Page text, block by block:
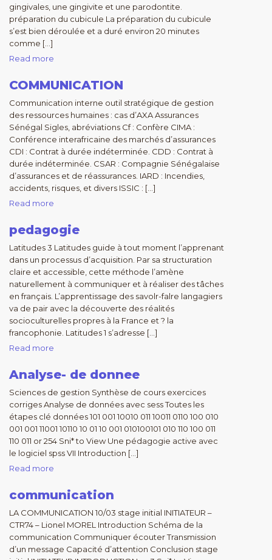
gingivales, une gingivite et une parodontite.
préparation du cubicule La préparation du cubicule
s’est bien déroulée et a duré environ 20 minutes
comme […]
Read more
COMMUNICATION
Communication interne outil stratégique de gestion
des ressources humaines : cas d’AXA Assurances
Sénégal Sigles, abréviations Cf : Confère CIMA :
Conférence interafricaine des marchés d’assurances
CDI : Contrat à durée indéterminée. CDD : Contrat à
durée indéterminée. CSAR : Compagnie Sénégalaise
d’assurances et de réassurances. IARD : Incendies,
accidents, risques, et divers ISSIC : […]
Read more
pedagogie
Latitudes 3 Latitudes guide à tout moment l’apprenant
dans un processus d’acquisition. Par sa structuration
claire et accessible, cette méthode l’amène
naturellement à communiquer et à réaliser des tâches
en français. L’apprentissage des savolr-falre langagiers
va de pair avec la découverte des réalités
socioculturelles propres à la France et ? la
francophonie. Latitudes 1 s’adresse […]
Read more
Analyse- de donnee
Sciences de gestion Synthèse de cours exercices
corriges Analyse de données avec sess Toutes les
étapes clé données 101 001 10010 011 10011 0110 100 010
001 001 11001 10110 10 01 10 001 010100101 010 110 100 011
110 011 or 254 Sni* to View Une pédagogie active avec
le logiciel spss VII Introduction […]
Read more
communication
LA COMMUNICATION 10/03 stage initial INITIATEUR –
CTR74 – Lionel MOREL Introduction Schéma de la
communication Communiquer écouter Transmission
d’un message Capacité d’attention Conclusion stage